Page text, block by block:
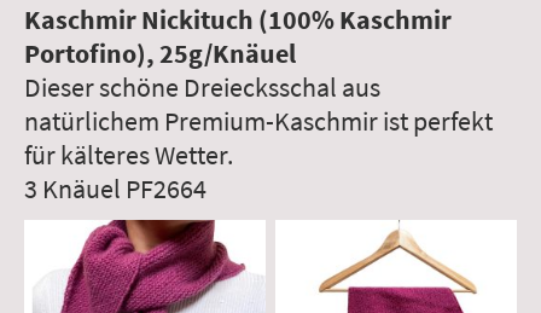
Kaschmir Nickituch (100% Kaschmir
Portofino), 25g/Knäuel
Dieser schöne Dreiecksschal aus
natürlichem Premium-Kaschmir ist perfekt
für kälteres Wetter.
3 Knäuel PF2664